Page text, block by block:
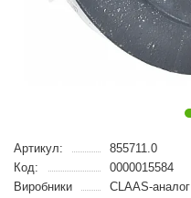
Артикул:
855711.0
Код:
0000015584
Виробники
CLAAS-аналог